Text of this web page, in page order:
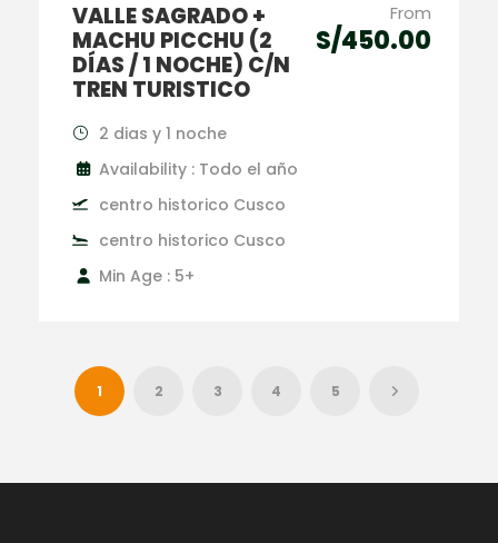
VALLE SAGRADO +
MACHU PICCHU (2
DÍAS / 1 NOCHE) C/N
TREN TURISTICO
From
S/450.00
2 dias y 1 noche
Availability : Todo el año
centro historico Cusco
centro historico Cusco
Min Age : 5+
1 2 3 4 5